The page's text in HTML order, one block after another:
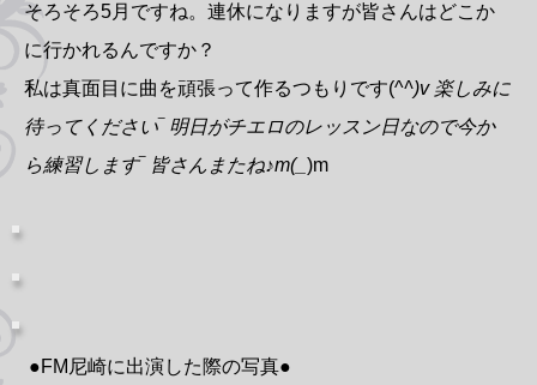
そろそろ5月ですね。連休になりますが皆さんはどこか
に行かれるんですか？
私は真面目に曲を頑張って作るつもりです(^^)v 楽しみに
待ってください‾ 明日がチエロのレッスン日なので今か
ら練習します‾ 皆さんまたね♪m(_ )m
●FM尼崎に出演した際の写真●